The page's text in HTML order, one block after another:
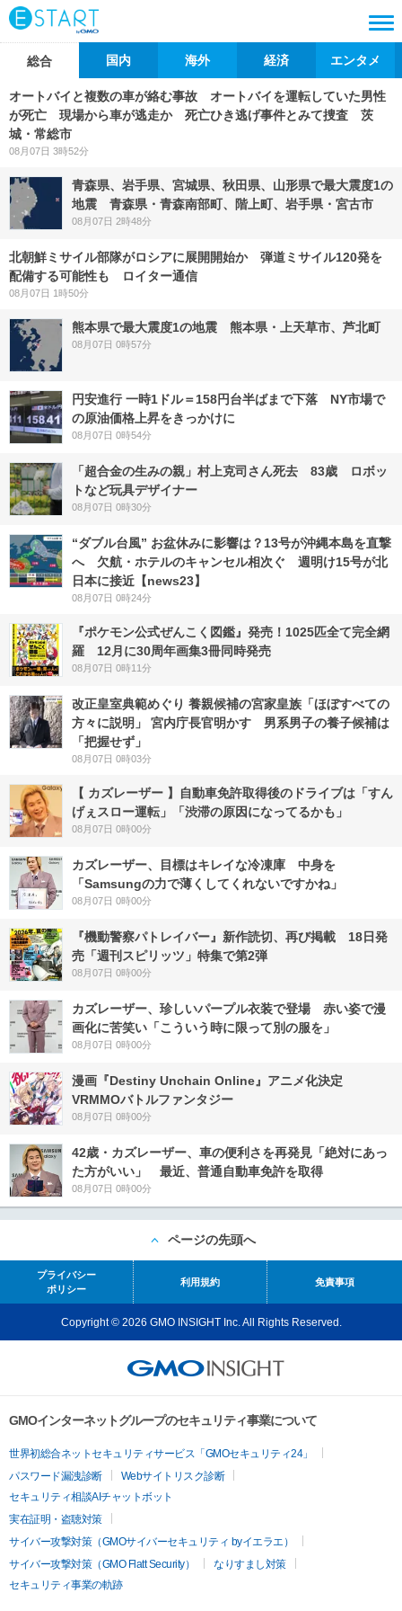
総合 国内 海外 経済 エンタメ
オートバイと複数の車が絡む事故 オートバイを運転していた男性
が死亡 現場から車が逃走か 死亡ひき逃げ事件とみて捜査 茨
城・常総市
08月07日 3時52分
青森県、岩手県、宮城県、秋田県、山形県で最大震度1の
地震 青森県・青森南部町、階上町、岩手県・宮古市
08月07日 2時48分
北朝鮮ミサイル部隊がロシアに展開開始か 弾道ミサイル120発を
配備する可能性も ロイター通信
08月07日 1時50分
熊本県で最大震度1の地震 熊本県・上天草市、芦北町
08月07日 0時57分
円安進行 一時1ドル＝158円台半ばまで下落 NY市場で
の原油価格上昇をきっかけに
08月07日 0時54分
「超合金の生みの親」村上克司さん死去 83歳 ロボッ
トなど玩具デザイナー
08月07日 0時30分
“ダブル台風” お盆休みに影響は？13号が沖縄本島を直撃
へ 欠航・ホテルのキャンセル相次ぐ 週明け15号が北
日本に接近【news23】
08月07日 0時24分
『ポケモン公式ぜんこく図鑑』発売！1025匹全て完全網
羅 12月に30周年画集3冊同時発売
08月07日 0時11分
改正皇室典範めぐり 養親候補の宮家皇族「ほぼすべての
方々に説明」 宮内庁長官明かす 男系男子の養子候補は
「把握せず」
08月07日 0時03分
【 カズレーザー 】自動車免許取得後のドライブは「すん
げぇスロー運転」「渋滞の原因になってるかも」
08月07日 0時00分
カズレーザー、目標はキレイな冷凍庫 中身を
「Samsungの力で薄くしてくれないですかね」
08月07日 0時00分
『機動警察パトレイバー』新作読切、再び掲載 18日発
売「週刊スピリッツ」特集で第2弾
08月07日 0時00分
カズレーザー、珍しいパープル衣装で登場 赤い姿で漫
画化に苦笑い「こういう時に限って別の服を」
08月07日 0時00分
漫画『Destiny Unchain Online』アニメ化決定
VRMMOバトルファンタジー
08月07日 0時00分
42歳・カズレーザー、車の便利さを再発見「絶対にあっ
た方がいい」 最近、普通自動車免許を取得
08月07日 0時00分
ページの先頭へ
プライバシー
ポリシー
利用規約 免責事項
Copyright © 2026 GMO INSIGHT Inc. All Rights Reserved.
GMOインターネットグループのセキュリティ事業について
世界初総合ネットセキュリティサービス「GMOセキュリティ24」
パスワード漏洩診断
Webサイトリスク診断
セキュリティ相談AIチャットボット
実在証明・盗聴対策
サイバー攻撃対策（GMOサイバーセキュリティ byイエラエ）
サイバー攻撃対策（GMO Flatt Security）
なりすまし対策
セキュリティ事業の軌跡